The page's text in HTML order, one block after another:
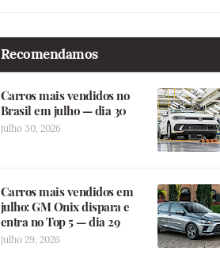
Recomendamos
Carros mais vendidos no
Brasil em julho — dia 30
julho 30, 2026
Carros mais vendidos em
julho: GM Onix dispara e
entra no Top 5 — dia 29
julho 29, 2026